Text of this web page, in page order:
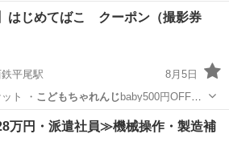
駅 おもちゃ ぽけっと
はじめてばこ クーポン（撮影券
平尾駅
8月5日
ト ・ こどもちゃれんじ baby500円OFFク
尾駅 その他 クーポン
万円・派遣社員≫機械操作・製造補